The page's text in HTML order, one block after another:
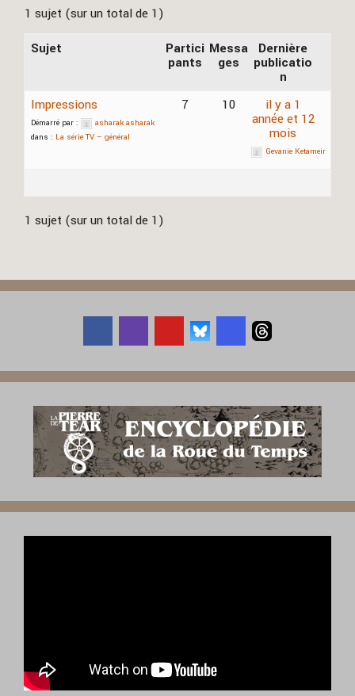
1 sujet (sur un total de 1)
Sujet
Partici
pants
Messa
ges
Dernière
publicatio
n
Impressions
Démarré par :
asharak asharak
dans : La série TV – général
7 10
il y a 1
année et 12
mois
Gevanie Ketameir
1 sujet (sur un total de 1)